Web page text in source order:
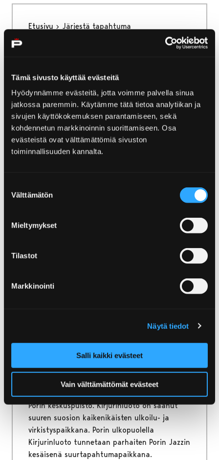
Tämä sivusto käyttää evästeitä
Hyödynnämme evästeitä, jotta voimme palvella sinua
jatkossa paremmin. Käytämme tätä tietoa analytiikan ja
sivujen käyttökokemuksen parantamiseen, sekä
kohdennetun markkinoinnin suorittamiseen. Osa
evästeistä ovat välttämättömiä sivuston
toiminnallisuuden kannalta.
valinta
Välttämätön
Mieltymykset
Tilastot
Markkinointi
Näytä tiedot
Salli kaikki evästeet
Vain välttämättömät evästeet
Etusivu Järjestä tapahtuma
Meillä Visit Porissa on kyky yhdistää
tarjoamat mahdollisuudet toimivaksi
kokonaisuudeksi. Yksi Visit Porin tärkeistä
taidoista on saada asiat sujumaan ja
tapahtuma onnistumaan.
Etusivu
varustellut ulkotapahtuma-alueet ja
Kirjurinluoto
Etelärantaa vastapäätä keskellä
Kokemäenjokea sijaitseva Kirjurinluoto on
Porin keskuspuisto. Kirjurinluoto on saanut
suuren suosion kaikenikäisten ulkoilu- ja
virkistyspaikkana. Porin ulkopuolella
Kirjurinluoto tunnetaan parhaiten Porin Jazzin
kesäisenä suurtapahtumapaikkana.